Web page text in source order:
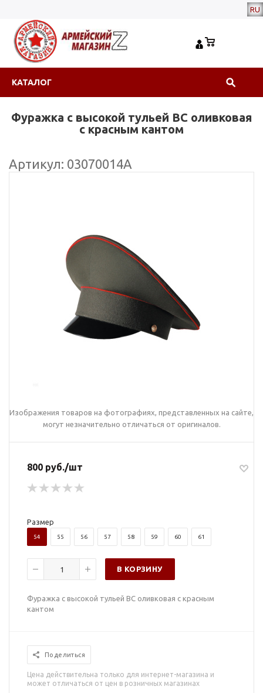
RU
КАТАЛОГ
Фуражка с высокой тульей ВС оливковая
с красным кантом
Артикул: 03070014А
Изображения товаров на фотографиях, представленных на сайте,
могут незначительно отличаться от оригиналов.
800 руб./шт
Размер
54 55 56 57 58 59 60 61
В КОРЗИНУ
Фуражка с высокой тульей ВС оливковая с красным
кантом
Поделиться
Цена действительна только для интернет-магазина и
может отличаться от цен в розничных магазинах